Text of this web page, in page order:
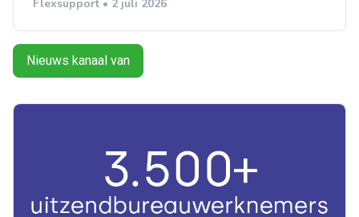
Flexsupport • 2 juli 2026
Nieuws kanaal van